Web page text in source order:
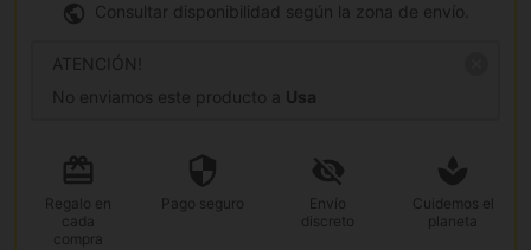
Consultar disponibilidad según la zona de envío.
ATENCIÓN!
No enviamos este producto a Usa
Regalo en
cada
compra
Pago seguro
Envío
discreto
Cuidemos el
planeta